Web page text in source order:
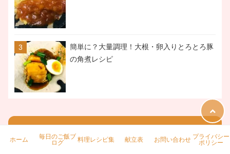
簡単に？大量調理！大根・卵入りとろとろ豚
の角煮レシピ
ホーム
毎日のご飯ブ
ログ
料理レシピ集 献立表 お問い合わせ プライバシー
ポリシー